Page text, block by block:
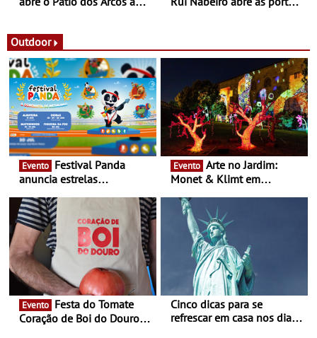
16 de agosto
Outdoor
Evento
anuncia estrelas
- Entre Junho e Julho pelo
país
Evento
Monet & Klimt em
ao final de Setembro -
Experiência luminosa no
jardim do Museu de
Alberto Sampaio
Evento
Coração de Boi do Douro -
Cinco dicas para se
refrescar em casa nos dias